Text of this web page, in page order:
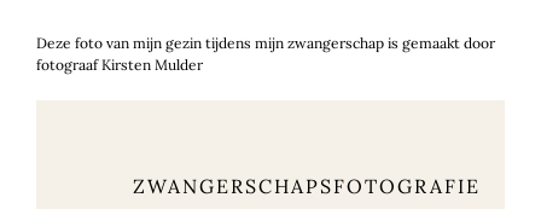
Deze foto van mijn gezin tijdens mijn zwangerschap is gemaakt door
fotograaf Kirsten Mulder
ZWANGERSCHAPSFOTOGRAFIE